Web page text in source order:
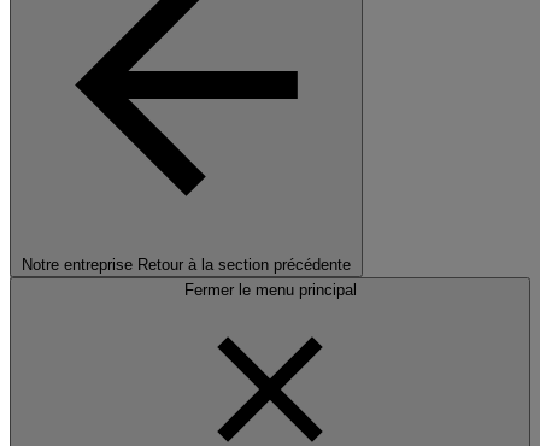
Notre entreprise Retour à la section précédente
Fermer le menu principal